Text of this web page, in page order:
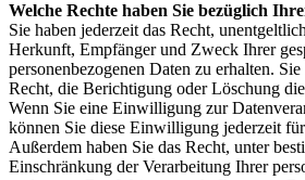
Welche Rechte haben Sie bezüglich
Sie haben jederzeit das Recht,
Herkunft, Empfänger und Zweck Ihrer
personenbezogenen Daten zu erhalten.
Recht, die Berichtigung oder Löschung
Wenn Sie eine Einwilligung zur
können Sie diese Einwilligung jederzeit
Außerdem haben Sie das Recht, unter
Einschränkung der Verarbeitung Ihrer